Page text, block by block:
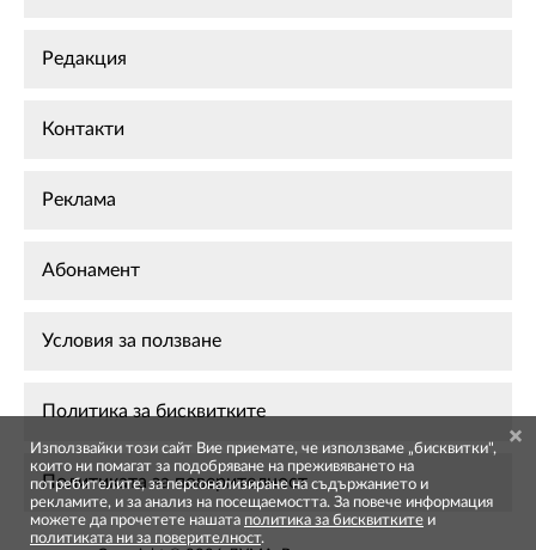
Редакция
Контакти
Реклама
Абонамент
Условия за ползване
Политика за бисквитките
Политиката за поверителност
Използвайки този сайт Вие приемате, че използваме „бисквитки",
които ни помагат за подобряване на преживяването на
потребителите, за персонализиране на съдържанието и
рекламите, и за анализ на посещаемостта. За повече информация
можете да прочетете нашата политика за бисквитките и
политиката ни за поверителност.